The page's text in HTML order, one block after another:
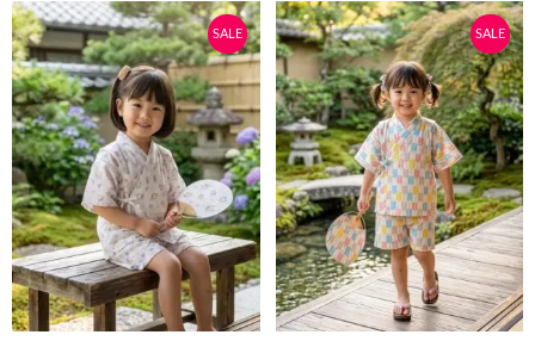
選
項
選
項
SALE
原
始
價
格：
$99。
目
前
價
格：
$89。
此
產
品
有
多
種
款
式。
可
在
產
SALE
原
始
價
格：
$99。
目
前
價
格：
$89。
此
產
品
有
多
種
款
式。
可
在
產